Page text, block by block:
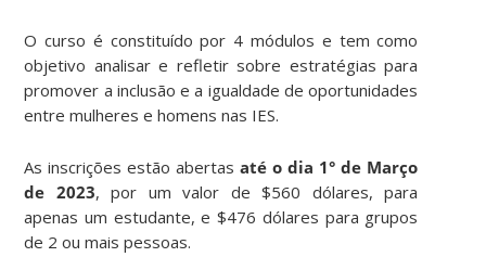
O curso é constituído por 4 módulos e tem como
objetivo analisar e refletir sobre estratégias para
promover a inclusão e a igualdade de oportunidades
entre mulheres e homens nas IES.
As inscrições estão abertasaté o dia 1° de Março
de 2023, por um valor de $560 dólares, para
apenas um estudante, e $476 dólares para grupos
de 2 ou mais pessoas.